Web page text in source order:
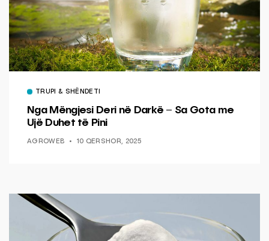
TRUPI & SHËNDETI
Nga Mëngjesi Deri në Darkë – Sa Gota me
Ujë Duhet të Pini
AGROWEB 10 QERSHOR, 2025